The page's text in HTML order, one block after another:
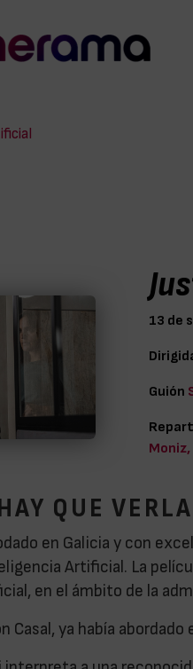
13 de
Guión
QUE VERLA
en Galicia y con
Artificial. La
en el ámbito de la
Casal, ya había